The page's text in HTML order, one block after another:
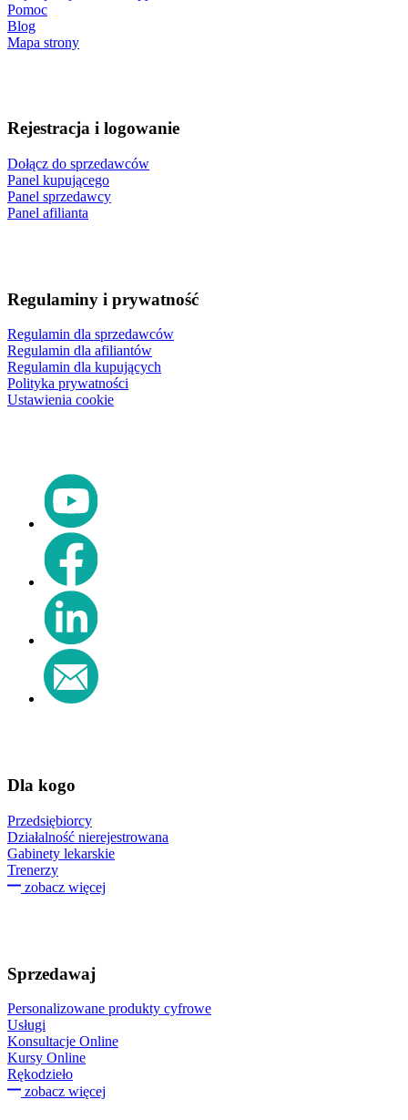
Pomoc
Blog
Mapa strony
Rejestracja i logowanie
Dołącz do sprzedawców
Panel kupującego
Panel sprzedawcy
Panel afilianta
Regulaminy i prywatność
Regulamin dla sprzedawców
Regulamin dla afiliantów
Regulamin dla kupujących
Polityka prywatności
Ustawienia cookie
Dla kogo
Przedsiębiorcy
Działalność nierejestrowana
Gabinety lekarskie
Trenerzy
zobacz więcej
Sprzedawaj
Personalizowane produkty cyfrowe
Usługi
Konsultacje Online
Kursy Online
Rękodzieło
zobacz więcej